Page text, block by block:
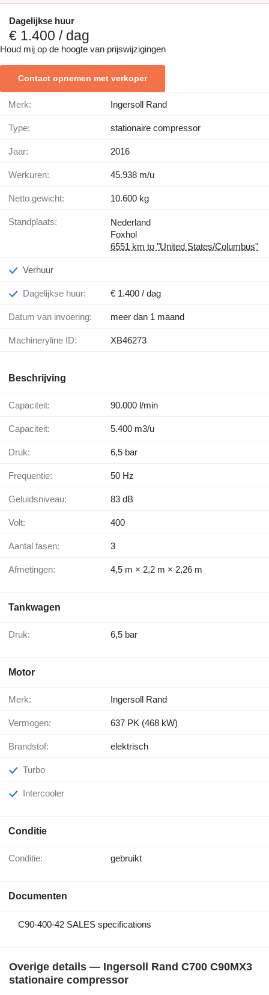
Dagelijkse huur
€ 1.400 / dag
Houd mij op de hoogte van prijswijzigingen
Contact opnemen met verkoper
Merk: Ingersoll Rand
Type: stationaire compressor
Jaar: 2016
Werkuren: 45.938 m/u
Netto gewicht: 10.600 kg
Standplaats:
Nederland
Foxhol
6551 km to "United States/Columbus"
Verhuur
Dagelijkse huur: € 1.400 / dag
Datum van invoering: meer dan 1 maand
Machineryline ID: XB46273
Beschrijving
Capaciteit: 90.000 l/min
Capaciteit: 5.400 m3/u
Druk: 6,5 bar
Frequentie: 50 Hz
Geluidsniveau: 83 dB
Volt: 400
Aantal fasen: 3
Afmetingen: 4,5 m × 2,2 m × 2,26 m
Tankwagen
Druk: 6,5 bar
Motor
Merk: Ingersoll Rand
Vermogen: 637 PK (468 kW)
Brandstof: elektrisch
Turbo
Intercooler
Conditie
Conditie: gebruikt
Documenten
C90-400-42 SALES specifications
Overige details — Ingersoll Rand C700 C90MX3
stationaire compressor